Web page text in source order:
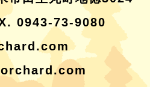
0943-73-9080